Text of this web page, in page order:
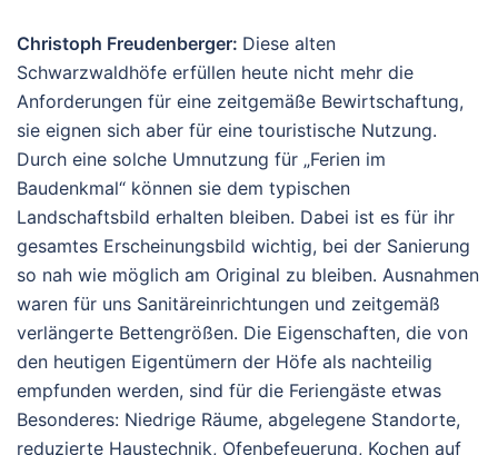
Christoph Freudenberger: Diese alten
Schwarzwaldhöfe erfüllen heute nicht mehr die
Anforderungen für eine zeitgemäße Bewirtschaftung,
sie eignen sich aber für eine touristische Nutzung.
Durch eine solche Umnutzung für „Ferien im
Baudenkmal“ können sie dem typischen
Landschaftsbild erhalten bleiben. Dabei ist es für ihr
gesamtes Erscheinungsbild wichtig, bei der Sanierung
so nah wie möglich am Original zu bleiben. Ausnahmen
waren für uns Sanitäreinrichtungen und zeitgemäß
verlängerte Bettengrößen. Die Eigenschaften, die von
den heutigen Eigentümern der Höfe als nachteilig
empfunden werden, sind für die Feriengäste etwas
Besonderes: Niedrige Räume, abgelegene Standorte,
reduzierte Haustechnik, Ofenbefeuerung, Kochen auf